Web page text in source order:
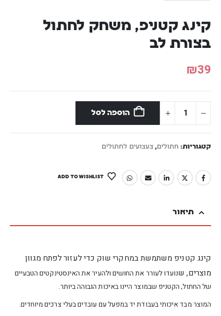
קינג קטניפ, משחק לחתול
בצורת לב
₪39
הוספה לסל
קטגוריות: חתולים, צעצועים לחתולים
ADD TO WISHLIST
תיאור
קינג קטניפ משתמשת במחקרי שוק כדי לעזור לפתח מגוון
מוצרים, שנועדו לעורר את החושים ולהעיר את האינסטינקטים הטבעיים
של החתול, הקטניפ שבמוצר היינו באיכות הגבוהה ביותר.
המוצר מבד איכותי בעבודת יד במפעל עם עובדים בעלי צרכים מיוחדים.